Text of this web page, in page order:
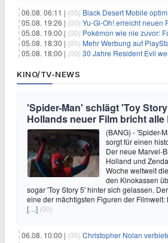
06.08. 06:11 | (00) Black Desert Mobile optimiert
05.08. 19:26 | (00) Yu‑Gi‑Oh! erreicht neuen
05.08. 19:00 | (00) Pokémon wie nie zuvor: Fan-Mod bringt
05.08. 18:30 | (00) Mehr Werbung auf PlayStation?
05.08. 18:00 | (00) 30 Jahre Resident Evil werden
KINO/TV-NEWS
'Spider-Man' schlägt 'Toy
Hollands neuer Film bricht alle
(BANG) - 'Spider-
sorgt für einen
Der neue Marvel-
Holland und
Woche weltweit
den Kinokassen
sogar 'Toy Story 5' hinter sich gelassen.
eine der mächtigsten Figuren der Filmwelt:
[…] (00)
06.08. 10:00 | (00) Christopher Nolan